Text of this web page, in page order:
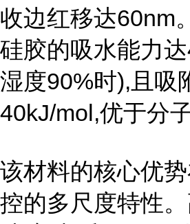
收边红移达60nm
硅胶的吸水能力
湿度90%时),且吸
40kJ/mol,优于分
该材料的核心优
控的多尺度特性